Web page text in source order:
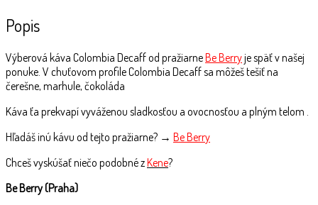
Popis
Výberová káva Colombia Decaff od pražiarneBe Berryje späť v našej
ponuke. V chuťovom profile Colombia Decaff sa môžeš tešiť na
čerešne, marhule, čokoláda
Káva ťa prekvapí vyváženou sladkosťou a ovocnosťou a plným telom .
Hľadáš inú kávu od tejto pražiarne? → Be Berry
Chceš vyskúšať niečo podobné zKene?
Be Berry (Praha)